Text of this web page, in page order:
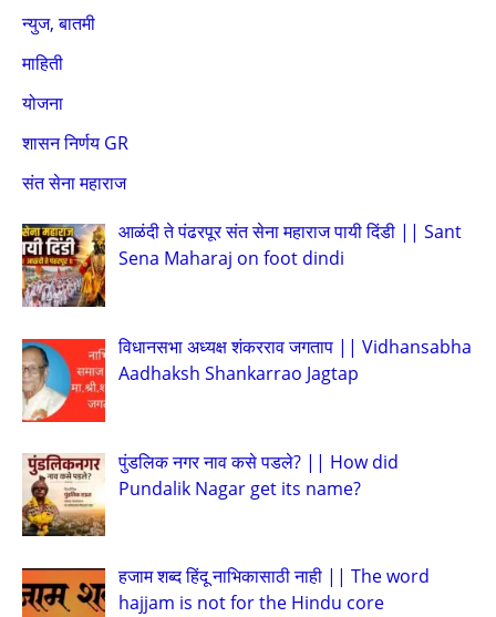
न्युज, बातमी
माहिती
योजना
शासन निर्णय GR
संत सेना महाराज
आळंदी ते पंढरपूर संत सेना महाराज पायी दिंडी || Sant
Sena Maharaj on foot dindi
विधानसभा अध्यक्ष शंकरराव जगताप || Vidhansabha
Aadhaksh Shankarrao Jagtap
पुंडलिक नगर नाव कसे पडले? || How did
Pundalik Nagar get its name?
हजाम शब्द हिंदू नाभिकासाठी नाही || The word
hajjam is not for the Hindu core